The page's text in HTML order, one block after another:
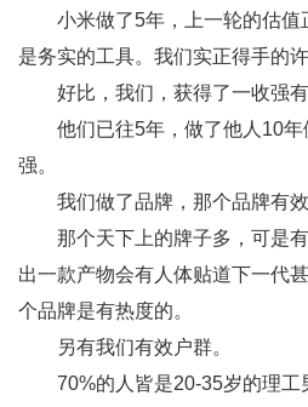
小米做了5年，上一轮的估
是务实的工具。我们实正得手的许
好比，我们，获得了一收强
他们已往5年，做了他人10
强。
我们做了品牌，那个品牌有效
那个天下上的牌子多，可是
出一款产物会有人体贴道下一代
个品牌是有热度的。
另有我们有效户群。
70%的人皆是20-35岁的理